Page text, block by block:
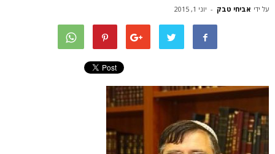
על ידי אביחי טבק - יוני 1, 2015